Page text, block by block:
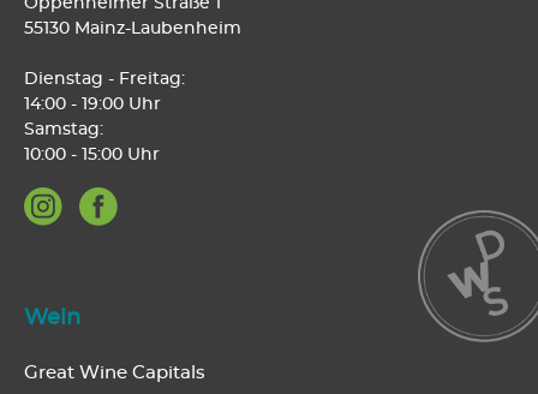
Wein
Great Wine Capitals
Oppenheimer Straße 1
55130 Mainz-Laubenheim
Dienstag - Freitag:
14:00 - 19:00 Uhr
Samstag:
10:00 - 15:00 Uhr